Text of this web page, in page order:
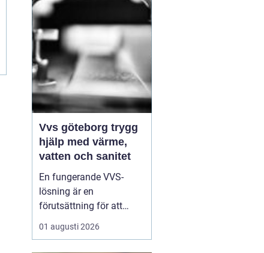
hjälpa till med alla dina
behov inom omr&ari...
Vvs göteborg trygg
hjälp med värme,
vatten och sanitet
En fungerande VVS-
lösning är en
förutsättning för att
vardagen ska rulla på.
När värmen strular,
01 augusti 2026